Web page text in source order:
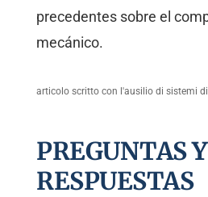
precedentes sobre el
mecánico.
articolo scritto con l'ausilio di sistemi
PREGUNTAS Y
RESPUESTAS